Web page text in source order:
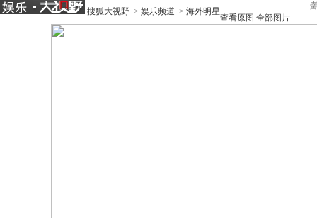
搜狐大视野 > 娱乐频道 > 海外明星
查看原图 全部图片